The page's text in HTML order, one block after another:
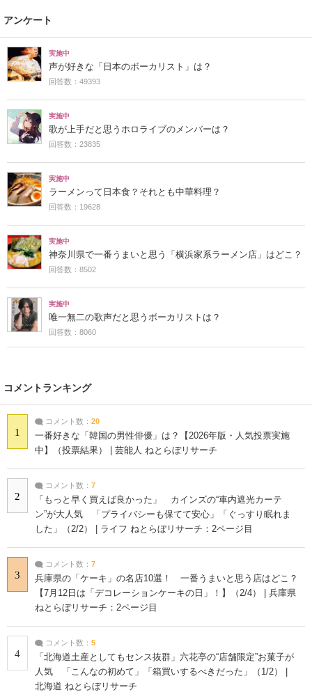
アンケート
実施中
声が好きな「日本のボーカリスト」は？
回答数：49393
実施中
歌が上手だと思うホロライブのメンバーは？
回答数：23835
実施中
ラーメンって日本食？それとも中華料理？
回答数：19628
実施中
神奈川県で一番うまいと思う「横浜家系ラーメン店」はどこ？
回答数：8502
実施中
唯一無二の歌声だと思うボーカリストは？
回答数：8060
コメントランキング
1
コメント数： 20
一番好きな「韓国の男性俳優」は？【2026年版・人気投票実施
中】（投票結果） | 芸能人 ねとらぼリサーチ
2
コメント数： 7
「もっと早く買えば良かった」 カインズの“車内遮光カーテ
ン”が大人気 「プライバシーも保てて安心」「ぐっすり眠れま
した」（2/2） | ライフ ねとらぼリサーチ：2ページ目
3
コメント数： 7
兵庫県の「ケーキ」の名店10選！ 一番うまいと思う店はどこ？
【7月12日は「デコレーションケーキの日」！】（2/4） | 兵庫県
ねとらぼリサーチ：2ページ目
4
コメント数： 5
「北海道土産としてもセンス抜群」六花亭の“店舗限定”お菓子が
人気 「こんなの初めて」「箱買いするべきだった」（1/2） |
北海道 ねとらぼリサーチ